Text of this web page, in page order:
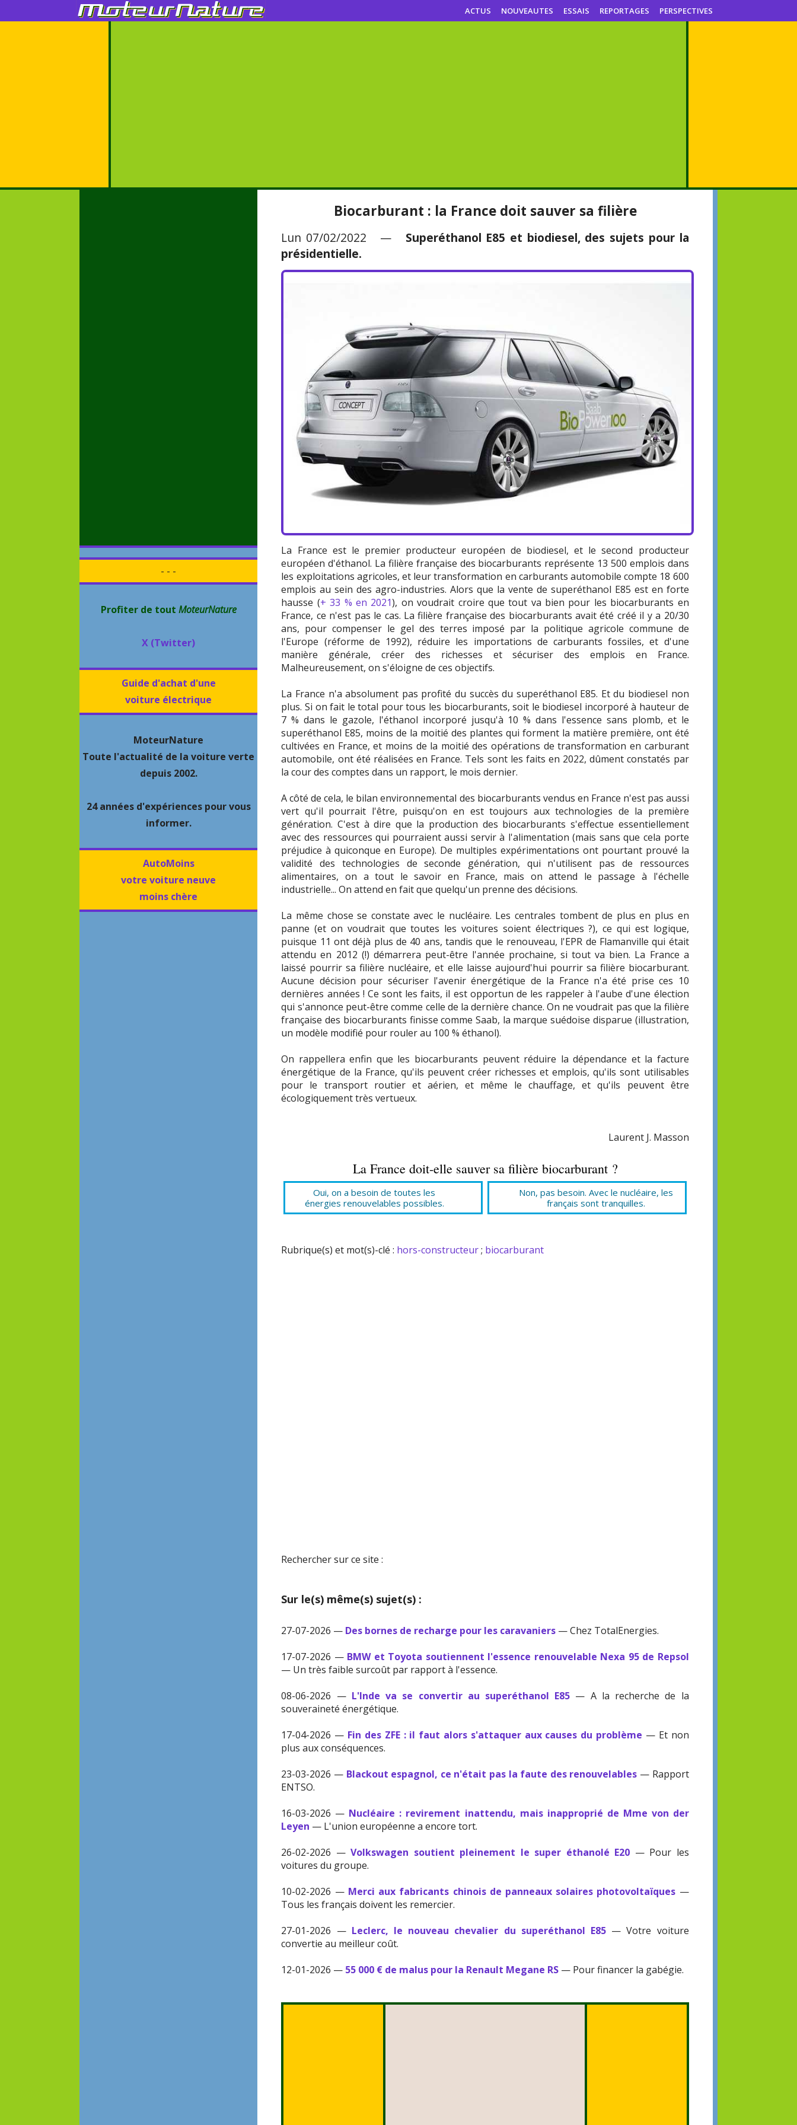
ACTUS NOUVEAUTES ESSAIS REPORTAGES PERSPECTIVES
- - -
Profiter de tout MoteurNature
X (Twitter)
Guide d'achat d'une
voiture électrique
MoteurNature
Toute l'actualité de la voiture verte
depuis 2002.
24 années d'expériences pour vous
informer.
AutoMoins
votre voiture neuve
moins chère
Biocarburant : la France doit sauver sa filière
Lun 07/02/2022 — Superéthanol E85 et biodiesel, des sujets pour la
présidentielle.
La France est le premier producteur européen de biodiesel, et le second producteur
européen d'éthanol. La filière française des biocarburants représente 13 500 emplois dans
les exploitations agricoles, et leur transformation en carburants automobile compte 18 600
emplois au sein des agro-industries. Alors que la vente de superéthanol E85 est en forte
hausse (+ 33 % en 2021), on voudrait croire que tout va bien pour les biocarburants en
France, ce n'est pas le cas. La filière française des biocarburants avait été créé il y a 20/30
ans, pour compenser le gel des terres imposé par la politique agricole commune de
l'Europe (réforme de 1992), réduire les importations de carburants fossiles, et d'une
manière générale, créer des richesses et sécuriser des emplois en France.
Malheureusement, on s'éloigne de ces objectifs.
La France n'a absolument pas profité du succès du superéthanol E85. Et du biodiesel non
plus. Si on fait le total pour tous les biocarburants, soit le biodiesel incorporé à hauteur de
7 % dans le gazole, l'éthanol incorporé jusqu'à 10 % dans l'essence sans plomb, et le
superéthanol E85, moins de la moitié des plantes qui forment la matière première, ont été
cultivées en France, et moins de la moitié des opérations de transformation en carburant
automobile, ont été réalisées en France. Tels sont les faits en 2022, dûment constatés par
la cour des comptes dans un rapport, le mois dernier.
A côté de cela, le bilan environnemental des biocarburants vendus en France n'est pas aussi
vert qu'il pourrait l'être, puisqu'on en est toujours aux technologies de la première
génération. C'est à dire que la production des biocarburants s'effectue essentiellement
avec des ressources qui pourraient aussi servir à l'alimentation (mais sans que cela porte
préjudice à quiconque en Europe). De multiples expérimentations ont pourtant prouvé la
validité des technologies de seconde génération, qui n'utilisent pas de ressources
alimentaires, on a tout le savoir en France, mais on attend le passage à l'échelle
industrielle... On attend en fait que quelqu'un prenne des décisions.
La même chose se constate avec le nucléaire. Les centrales tombent de plus en plus en
panne (et on voudrait que toutes les voitures soient électriques ?), ce qui est logique,
puisque 11 ont déjà plus de 40 ans, tandis que le renouveau, l'EPR de Flamanville qui était
attendu en 2012 (!) démarrera peut-être l'année prochaine, si tout va bien. La France a
laissé pourrir sa filière nucléaire, et elle laisse aujourd'hui pourrir sa filière biocarburant.
Aucune décision pour sécuriser l'avenir énergétique de la France n'a été prise ces 10
dernières années ! Ce sont les faits, il est opportun de les rappeler à l'aube d'une élection
qui s'annonce peut-être comme celle de la dernière chance. On ne voudrait pas que la filière
française des biocarburants finisse comme Saab, la marque suédoise disparue (illustration,
un modèle modifié pour rouler au 100 % éthanol).
On rappellera enfin que les biocarburants peuvent réduire la dépendance et la facture
énergétique de la France, qu'ils peuvent créer richesses et emplois, qu'ils sont utilisables
pour le transport routier et aérien, et même le chauffage, et qu'ils peuvent être
écologiquement très vertueux.
Laurent J. Masson
La France doit-elle sauver sa filière biocarburant ?
Oui, on a besoin de toutes les
énergies renouvelables possibles.
Non, pas besoin. Avec le nucléaire, les
français sont tranquilles.
Rubrique(s) et mot(s)-clé : hors-constructeur; biocarburant
Rechercher sur ce site :
Sur le(s) même(s) sujet(s) :
27-07-2026 — Des bornes de recharge pour les caravaniers — Chez TotalEnergies.
17-07-2026 — BMW et Toyota soutiennent l'essence renouvelable Nexa 95 de Repsol
— Un très faible surcoût par rapport à l'essence.
08-06-2026 — L'Inde va se convertir au superéthanol E85 — A la recherche de la
souveraineté énergétique.
17-04-2026 — Fin des ZFE : il faut alors s'attaquer aux causes du problème — Et non
plus aux conséquences.
23-03-2026 — Blackout espagnol, ce n'était pas la faute des renouvelables — Rapport
ENTSO.
16-03-2026 — Nucléaire : revirement inattendu, mais inapproprié de Mme von der
Leyen — L'union européenne a encore tort.
26-02-2026 —Volkswagen soutient pleinement le super éthanolé E20 — Pour les
voitures du groupe.
10-02-2026 — Merci aux fabricants chinois de panneaux solaires photovoltaïques —
Tous les français doivent les remercier.
27-01-2026 — Leclerc, le nouveau chevalier du superéthanol E85 — Votre voiture
convertie au meilleur coût.
12-01-2026 — 55 000 € de malus pour la Renault Megane RS — Pour financer la gabégie.